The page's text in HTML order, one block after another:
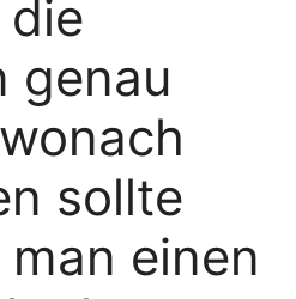
genau
sollte
einen